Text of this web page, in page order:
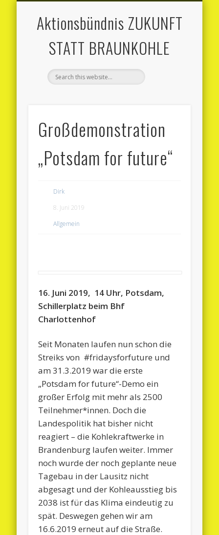
Aktionsbündnis ZUKUNFT
STATT BRAUNKOHLE
Großdemonstration
„Potsdam for future“
Dirk
8. Juni 2019
Allgemein
16. Juni 2019, 14 Uhr, Potsdam,
Schillerplatz beim Bhf
Charlottenhof
Seit Monaten laufen nun schon die
Streiks von #fridaysforfuture und
am 31.3.2019 war die erste
„Potsdam for future“-Demo ein
großer Erfolg mit mehr als 2500
Teilnehmer*innen. Doch die
Landespolitik hat bisher nicht
reagiert – die Kohlekraftwerke in
Brandenburg laufen weiter. Immer
noch wurde der noch geplante neue
Tagebau in der Lausitz nicht
abgesagt und der Kohleausstieg bis
2038 ist für das Klima eindeutig zu
spät. Deswegen gehen wir am
16.6.2019 erneut auf die Straße.